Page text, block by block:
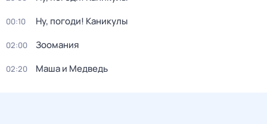
00:10 Ну, погоди! Каникулы
02:00 Зоомания
02:20 Маша и Медведь